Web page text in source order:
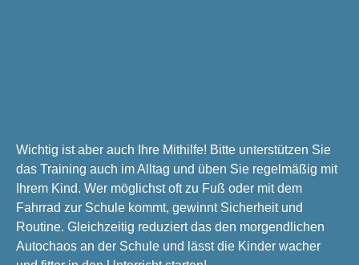
Wichtig ist aber auch Ihre Mithilfe! Bitte unterstützen Sie
das Training auch im Alltag und üben Sie regelmäßig mit
Ihrem Kind. Wer möglichst oft zu Fuß oder mit dem
Fahrrad zur Schule kommt, gewinnt Sicherheit und
Routine. Gleichzeitig reduziert das den morgendlichen
Autochaos an der Schule und lässt die Kinder wacher